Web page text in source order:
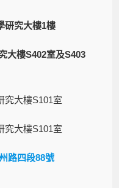
研究大樓1樓
大樓S402室及S403
究大樓S101室
究大樓S101室
路四段88號